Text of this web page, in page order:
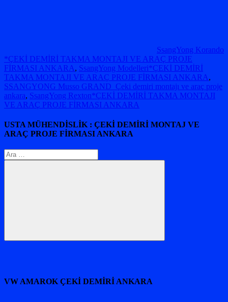
SsangYong Korando
*ÇEKİ DEMİRİ TAKMA MONTAJI VE ARAÇ PROJE
FİRMASI ANKARA, SsangYong Modelleri*ÇEKİ DEMİRİ
TAKMA MONTAJI VE ARAÇ PROJE FİRMASI ANKARA,
SSANGYONG Musso GRAND Çeki demiri montajı ve araç proje
ankara, SsangYong Rexton*ÇEKİ DEMİRİ TAKMA MONTAJI
VE ARAÇ PROJE FİRMASI ANKARA
USTA MÜHENDİSLİK : ÇEKİ DEMİRİ MONTAJ VE
ARAÇ PROJE FİRMASI ANKARA
Arama:
Ara
VW AMAROK ÇEKİ DEMİRİ ANKARA